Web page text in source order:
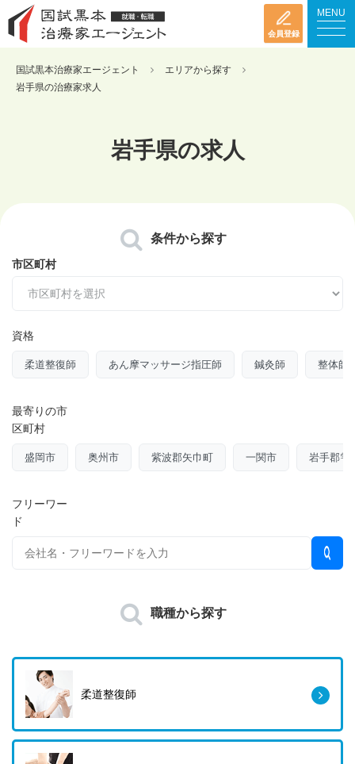
会員登録
MENU
国試黒本治療家エージェント
エリアから探す
岩手県の治療家求人
岩手県の求人
条件から探す
市区町村
資格
柔道整復師 あん摩マッサージ指圧師 鍼灸師 整体師
最寄りの市
区町村
盛岡市 奥州市 紫波郡矢巾町 一関市 岩手郡雫
フリーワー
ド
職種から探す
柔道整復師